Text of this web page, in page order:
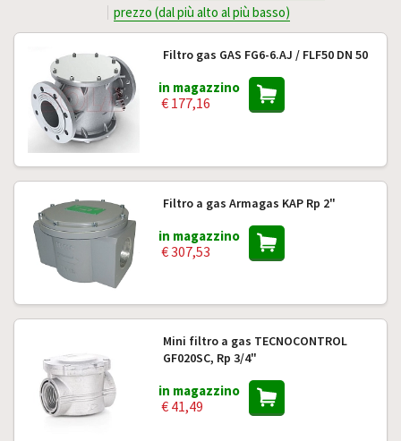
prezzo (dal più alto al più basso)
Filtro gas GAS FG6-6.AJ / FLF50 DN 50
in magazzino
€ 177,16
Filtro a gas Armagas KAP Rp 2"
in magazzino
€ 307,53
Mini filtro a gas TECNOCONTROL
GF020SC, Rp 3/4"
in magazzino
€ 41,49